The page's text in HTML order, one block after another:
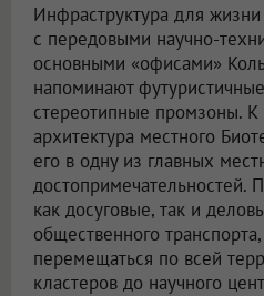
Инфраструктура для жизни
с передовыми научно-
основными «офисами»
напоминают
стереотипные промзоны.
архитектура местного
его в одну из главных
достопримечательностей.
как досуговые, так и
общественного
перемещаться по всей
кластеров до научного